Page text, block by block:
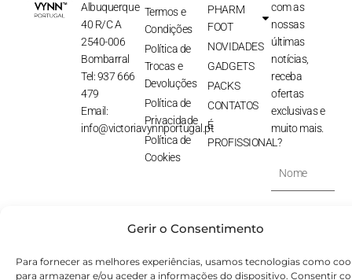
Gerir o Consentimento
Para fornecer as melhores experiências, usamos tecnologias como
para armazenar e/ou aceder a informações do dispositivo. Consentir
Albuquerque
40 R/C A
2540-006
Bombarral
Tel: 937 666
479
Email:
info@victoriavynnportugal.pt
Termos e
Condições
Política de
Trocas e
Devoluções
Política de
Privacidade
Política de
Cookies
PHARM
FOOT
NOVIDADES
GADGETS
PACKS
CONTATOS
É
PROFISSIONAL?
com as
nossas
últimas
notícias,
receba
ofertas
exclusivas e
muito mais.
Nome
⟶